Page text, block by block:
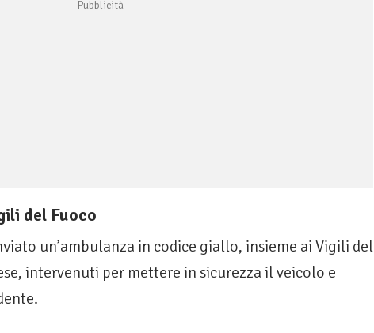
del Fuoco
un’ambulanza in codice giallo, insieme ai Vigili del
intervenuti per mettere in sicurezza il veicolo e